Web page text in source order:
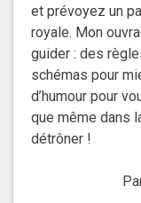
et prévoyez un
royale. Mon
guider : des
schémas pour
d’humour pour
que même dans
détrôner !